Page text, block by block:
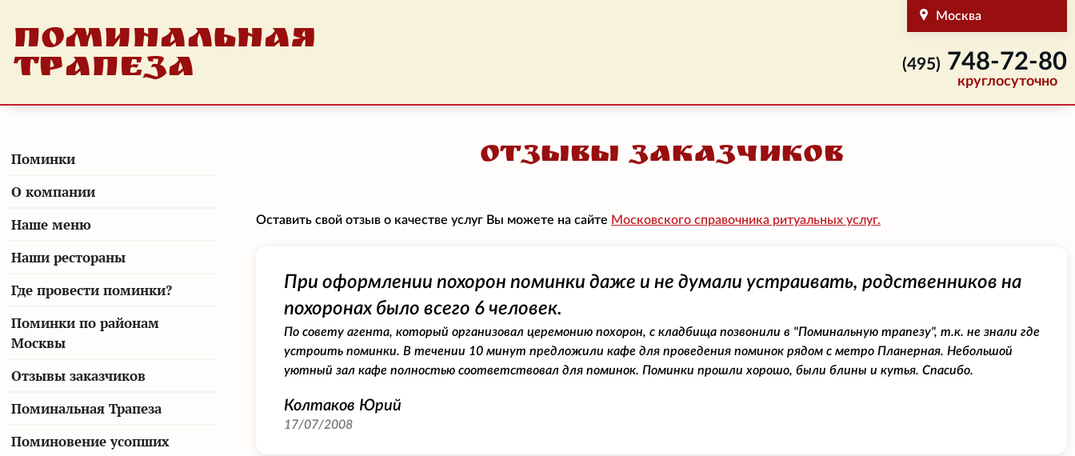
ПОМИНАЛЬНАЯ
ТРАПЕЗА
Москва
(495) 748-72-80
круглосуточно
Поминки
О компании
Наше меню
Наши рестораны
Где провести поминки?
Поминки по районам
Москвы
Отзывы заказчиков
Поминальная Трапеза
Поминовение усопших
Отзывы заказчиков
Оставить свой отзыв о качестве услуг Вы можете на сайте Московского справочника ритуальных услуг.
При оформлении похорон поминки даже и не думали устраивать, родственников на
похоронах было всего 6 человек.
По совету агента, который организовал церемонию похорон, с кладбища позвонили в "Поминальную трапезу", т.к. не знали где
устроить поминки. В течении 10 минут предложили кафе для проведения поминок рядом с метро Планерная. Небольшой
уютный зал кафе полностью соответствовал для поминок. Поминки прошли хорошо, были блины и кутья. Спасибо.
Колтаков Юрий
17/07/2008